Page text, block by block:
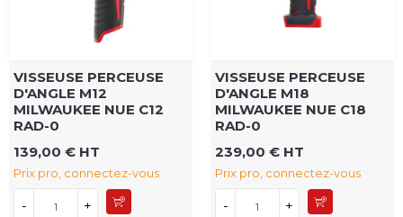
VISSEUSE PERCEUSE
D'ANGLE M12
MILWAUKEE NUE C12
RAD-0
139,00 € HT
Prix pro, connectez-vous
- +
VISSEUSE PERCEUSE
D'ANGLE M18
MILWAUKEE NUE C18
RAD-0
239,00 € HT
Prix pro, connectez-vous
- +